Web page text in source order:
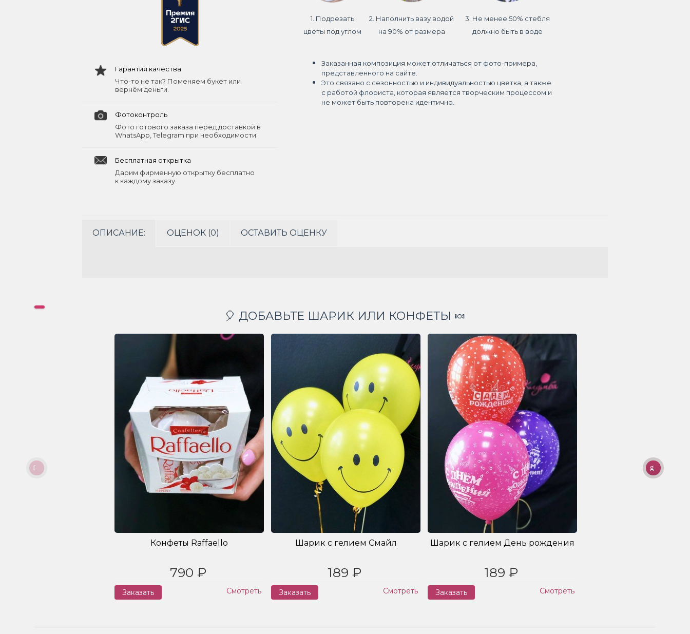
Гарантия качества
Что-то не так? Поменяем букет или
вернём деньги.
Фотоконтроль
Фото готового заказа перед доставкой в
WhatsApp, Telegram при необходимости.
Бесплатная открытка
Дарим фирменную открытку бесплатно
к каждому заказу.
1. Подрезать
цветы под углом
2. Наполнить вазу водой
на 90% от размера
3. Не менее 50% стебля
должно быть в воде
Заказанная композиция может отличаться от фото-примера,
представленного на сайте.
Это связано с сезонностью и индивидуальностью цветка, а также
с работой флориста, которая является творческим процессом и
не может быть повторена идентично.
ОПИСАНИЕ: ОЦЕНОК (0) ОСТАВИТЬ ОЦЕНКУ
🎈 ДОБАВЬТЕ ШАРИК ИЛИ КОНФЕТЫ 🍬
Конфеты Raffaello
790 ₽
Заказать Смотреть
Шарик с гелием Смайл
189 ₽
Заказать Смотреть
Шарик с гелием День рождения
189 ₽
Заказать Смотреть